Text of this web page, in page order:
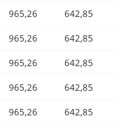
965,26 642,85
965,26 642,85
965,26 642,85
965,26 642,85
965,26 642,85